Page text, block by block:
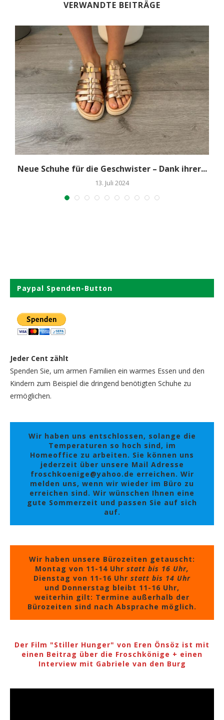
VERWANDTE BEITRÄGE
Neue Schuhe für die Geschwister – Dank ihrer...
13. Juli 2024
Paypal Spenden-Button
Jeder Cent zählt
Spenden Sie, um armen Familien ein warmes Essen und den
Kindern zum Beispiel die dringend benötigten Schuhe zu
ermöglichen.
Wir haben uns entschlossen, solange die
Temperaturen so hoch sind, im
Homeoffice zu arbeiten. Sie können uns
jederzeit über unsere Mail Adresse
froschkoenige@yahoo.de erreichen. Wir
melden uns, wenn wir wieder im Büro zu
erreichen sind. Wir wünschen Ihnen eine
gute Sommerzeit und passen Sie auf sich
auf.
Wir haben unsere Bürozeiten getauscht:
Montag von 11-14 Uhr statt bis 16 Uhr,
Dienstag von 11-16 Uhr statt bis 14 Uhr
und Donnerstag bleibt 11-16 Uhr,
weiterhin gilt: Termine außerhalb der
Bürozeiten sind nach Absprache möglich.
Der Film "Stiller Hunger" von Eren Önsöz ist mit
einen Beitrag über die Froschkönige + einen
Interview mit Gabriele van den Burg